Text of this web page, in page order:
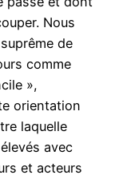
Nous
de
comme
»,
orientation
laquelle
avec
et acteurs